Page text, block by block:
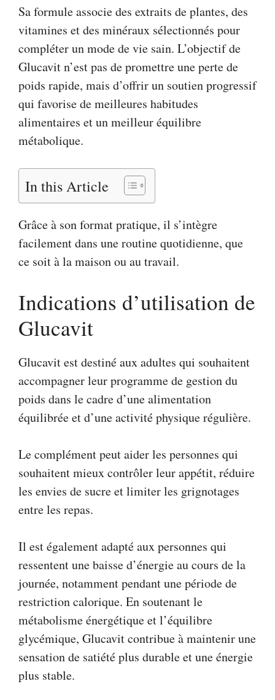
Sa formule associe des extraits de plantes, des
vitamines et des minéraux sélectionnés pour
compléter un mode de vie sain. L’objectif de
Glucavit n’est pas de promettre une perte de
poids rapide, mais d’offrir un soutien progressif
qui favorise de meilleures habitudes
alimentaires et un meilleur équilibre
métabolique.
In this Article
Grâce à son format pratique, il s’intègre
facilement dans une routine quotidienne, que
ce soit à la maison ou au travail.
Indications d’utilisation de
Glucavit
Glucavit est destiné aux adultes qui souhaitent
accompagner leur programme de gestion du
poids dans le cadre d’une alimentation
équilibrée et d’une activité physique régulière.
Le complément peut aider les personnes qui
souhaitent mieux contrôler leur appétit, réduire
les envies de sucre et limiter les grignotages
entre les repas.
Il est également adapté aux personnes qui
ressentent une baisse d’énergie au cours de la
journée, notamment pendant une période de
restriction calorique. En soutenant le
métabolisme énergétique et l’équilibre
glycémique, Glucavit contribue à maintenir une
sensation de satiété plus durable et une énergie
plus stable.